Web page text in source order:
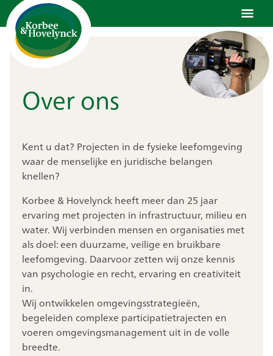
Ga
naar
inhoud
Over ons
Kent u dat? Projecten in de fysieke leefomgeving
waar de menselijke en juridische belangen
knellen?
Korbee & Hovelynck heeft meer dan 25 jaar
ervaring met projecten in infrastructuur, milieu en
water. Wij verbinden mensen en organisaties met
als doel: een duurzame, veilige en bruikbare
leefomgeving. Daarvoor zetten wij onze kennis
van psychologie en recht, ervaring en creativiteit
in.
Wij ontwikkelen omgevingsstrategieën,
begeleiden complexe participatietrajecten en
voeren omgevingsmanagement uit in de volle
breedte.